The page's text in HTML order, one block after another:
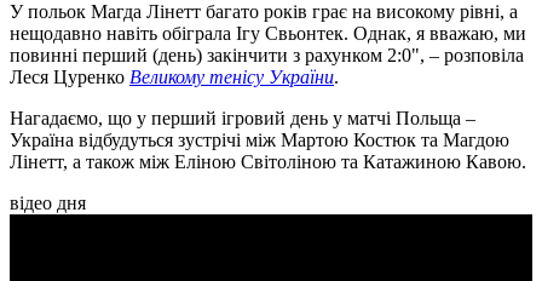
У польок Магда Лінетт багато років грає на високому рівні, а
нещодавно навіть обіграла Ігу Свьонтек. Однак, я вважаю, ми
повинні перший (день) закінчити з рахунком 2:0", – розповіла
Леся Цуренко Великому тенісу України.
Нагадаємо, що у перший ігровий день у матчі Польща –
Україна відбудуться зустрічі між Мартою Костюк та Магдою
Лінетт, а також між Еліною Світоліною та Катажиною Кавою.
відео дня